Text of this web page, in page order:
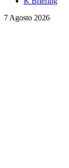
7 Agosto 2026